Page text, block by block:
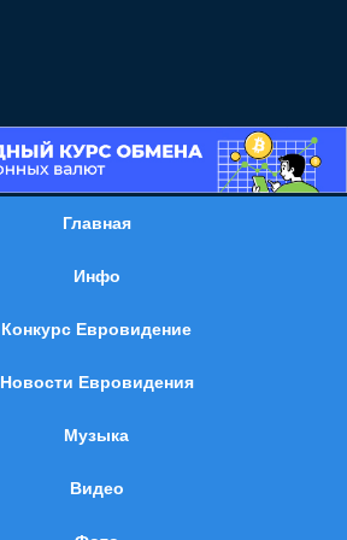
Главная
Инфо
Конкурс Евровидение
Новости Евровидения
Музыка
Видео